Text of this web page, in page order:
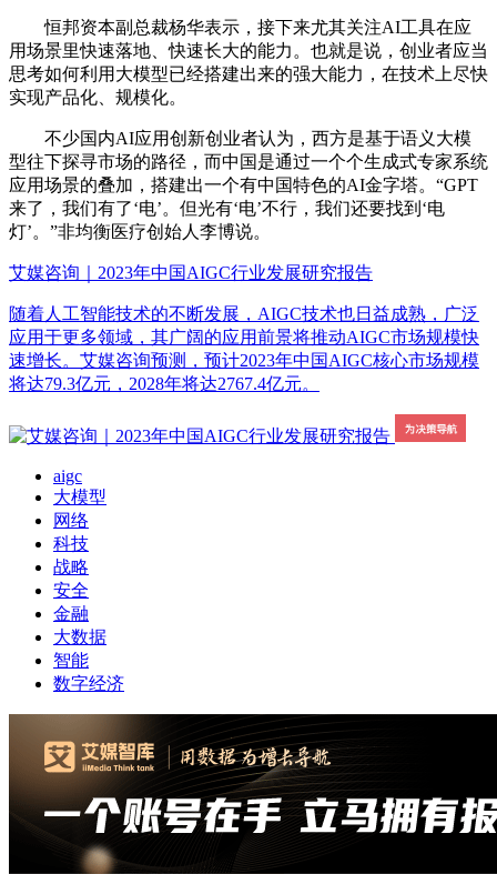
恒邦资本副总裁杨华表示，接下来尤其关注AI工具在应
用场景里快速落地、快速长大的能力。也就是说，创业者应当
思考如何利用大模型已经搭建出来的强大能力，在技术上尽快
实现产品化、规模化。
不少国内AI应用创新创业者认为，西方是基于语义大模
型往下探寻市场的路径，而中国是通过一个个生成式专家系统
应用场景的叠加，搭建出一个有中国特色的AI金字塔。“GPT
来了，我们有了‘电’。但光有‘电’不行，我们还要找到‘电
灯’。”非均衡医疗创始人李博说。
艾媒咨询｜2023年中国AIGC行业发展研究报告
随着人工智能技术的不断发展，AIGC技术也日益成熟，广泛
应用于更多领域，其广阔的应用前景将推动AIGC市场规模快
速增长。艾媒咨询预测，预计2023年中国AIGC核心市场规模
将达79.3亿元，2028年将达2767.4亿元。
aigc
大模型
网络
科技
战略
安全
金融
大数据
智能
数字经济